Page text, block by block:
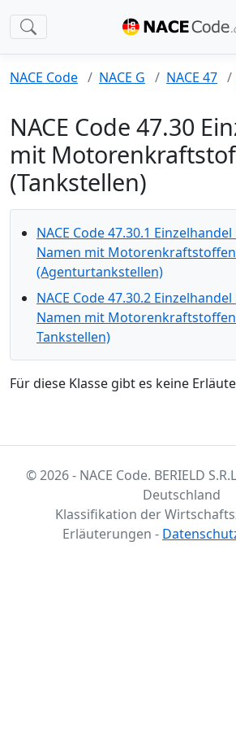
NACE Code NACE G NACE 47
NACE Code 47.30
mit
(Tankstellen)
NACE Code 47.30.1
Namen mit Motorenkraftstoffen
(Agenturtankstellen)
NACE Code 47.30.2
Namen mit
Tankstellen)
Für diese Klasse gibt es keine
© 2026 - NACE Code. BERIELD
Deutschland
Klassifikation der
Erläuterungen -